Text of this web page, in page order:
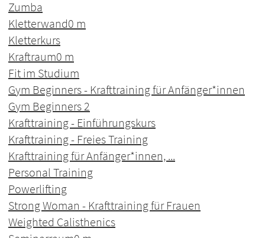
Zumba
Kletterwand0 m
Kletterkurs
Kraftraum0 m
Fit im Studium
Gym Beginners - Krafttraining für Anfänger*innen
Gym Beginners 2
Krafttraining - Einführungskurs
Krafttraining - Freies Training
Krafttraining für Anfänger*innen, ...
Personal Training
Powerlifting
Strong Woman - Krafttraining für Frauen
Weighted Calisthenics